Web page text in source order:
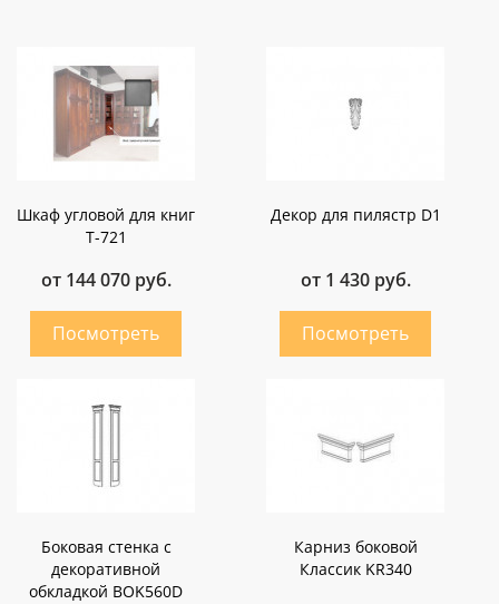
Шкаф угловой для книг
T-721
от 144 070 руб.
Декор для пилястр D1
от 1 430 руб.
Боковая стенка c
декоративной
обкладкой BOK560D
Карниз боковой
Классик KR340